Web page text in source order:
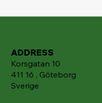
ADDRESS
Korsgatan 10
411 16 , Göteborg
Sverige